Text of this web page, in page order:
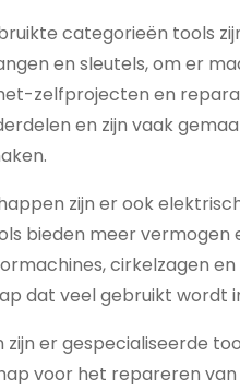
categorieën tools
en sleutels, om er
zelfprojecten en
en zijn vaak
zijn er ook
bieden meer vermogen
cirkelzagen
dat veel gebruikt wordt
er gespecialiseerde
voor het repareren